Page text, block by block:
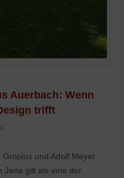
Auerbach: Wenn
trifft
und Adolf Meyer
Jena gilt als eine der